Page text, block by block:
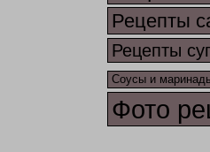
Рецепты
Рецепты
Соусы и
Фото